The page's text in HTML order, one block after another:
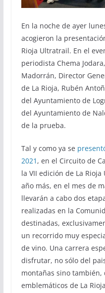
En la noche de ayer
acogieron la
Rioja Ultratrail. En el
periodista Chema
Madorrán, Director
de La Rioja, Rubén
del Ayuntamiento de
del Ayuntamiento de
de la prueba.
Tal y como ya se
2021 , en el Circuito de
la VII edición de La
año más, en el mes de
llevarán a cabo dos
realizadas en la
destinadas,
un recorrido muy
de vino. Una carrera
disfrutar, no sólo del
montañas sino también,
emblemáticos de La